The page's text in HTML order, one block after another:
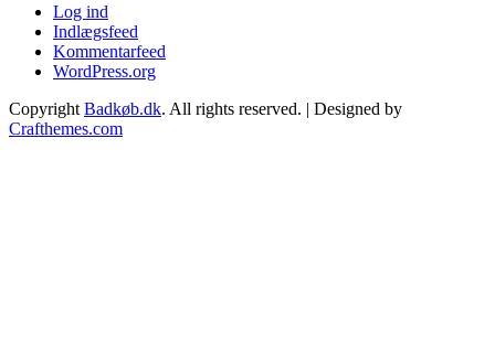
Log ind
Indlægsfeed
Kommentarfeed
WordPress.org
Copyright Badkøb.dk. All rights reserved. | Designed by
Crafthemes.com